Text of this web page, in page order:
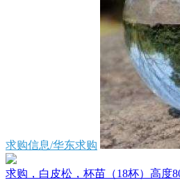
求购信息/华东求购
求购，白皮松，杯苗（18杯）高度